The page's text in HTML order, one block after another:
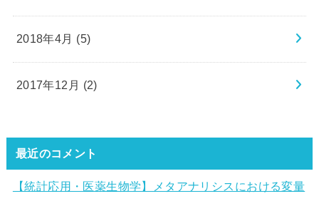
2018年4月 (5)
2017年12月 (2)
最近のコメント
【統計応用・医薬生物学】メタアナリシスにおける変量